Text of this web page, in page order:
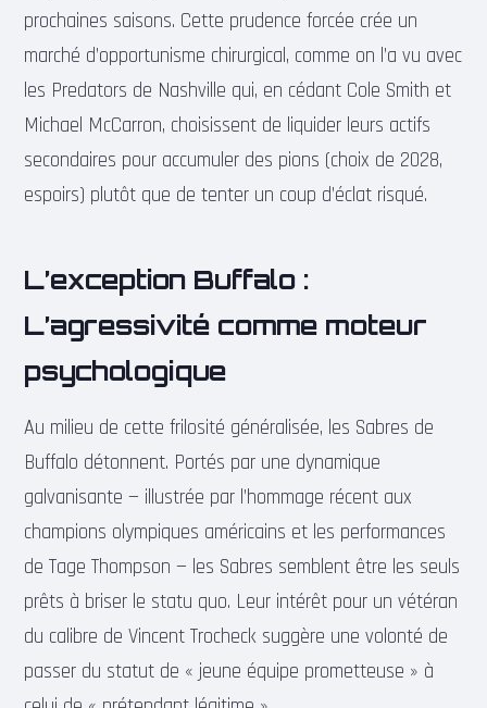
prochaines saisons. Cette prudence forcée crée un
marché d’opportunisme chirurgical, comme on l’a vu avec
les Predators de Nashville qui, en cédant Cole Smith et
Michael McCarron, choisissent de liquider leurs actifs
secondaires pour accumuler des pions (choix de 2028,
espoirs) plutôt que de tenter un coup d’éclat risqué.
L’exception Buffalo :
L’agressivité comme moteur
psychologique
Au milieu de cette frilosité généralisée, les Sabres de
Buffalo détonnent. Portés par une dynamique
galvanisante — illustrée par l’hommage récent aux
champions olympiques américains et les performances
de Tage Thompson — les Sabres semblent être les seuls
prêts à briser le statu quo. Leur intérêt pour un vétéran
du calibre de Vincent Trocheck suggère une volonté de
passer du statut de « jeune équipe prometteuse » à